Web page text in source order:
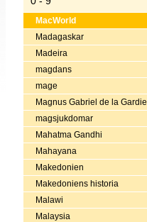
MacWorld
Madagaskar
Madeira
magdans
mage
Magnus Gabriel de la Gardie
magsjukdomar
Mahatma Gandhi
Mahayana
Makedonien
Makedoniens historia
Malawi
Malaysia